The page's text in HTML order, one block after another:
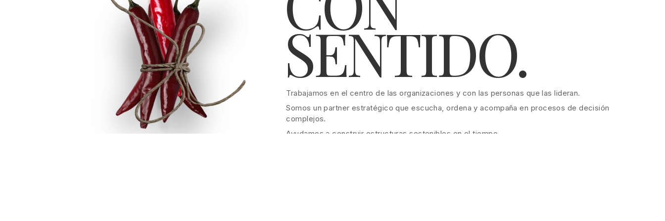
SENTIDO.
Trabajamos en el centro de las organizaciones y con las personas que las lideran.
Somos un partner estratégico que escucha, ordena y acompaña en procesos de decisión
complejos.
Ayudamos a construir estructuras sostenibles en el tiempo.